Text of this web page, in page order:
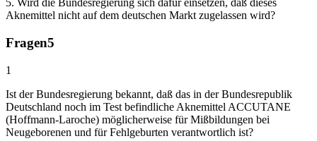
5. Wird die Bundesregierung sich dafür einsetzen, daß dieses
Aknemittel nicht auf dem deutschen Markt zugelassen wird?
Fragen5
1
Ist der Bundesregierung bekannt, daß das in der Bundesrepublik
Deutschland noch im Test befindliche Aknemittel ACCUTANE
(Hoffmann-Laroche) möglicherweise für Mißbildungen bei
Neugeborenen und für Fehlgeburten verantwortlich ist?